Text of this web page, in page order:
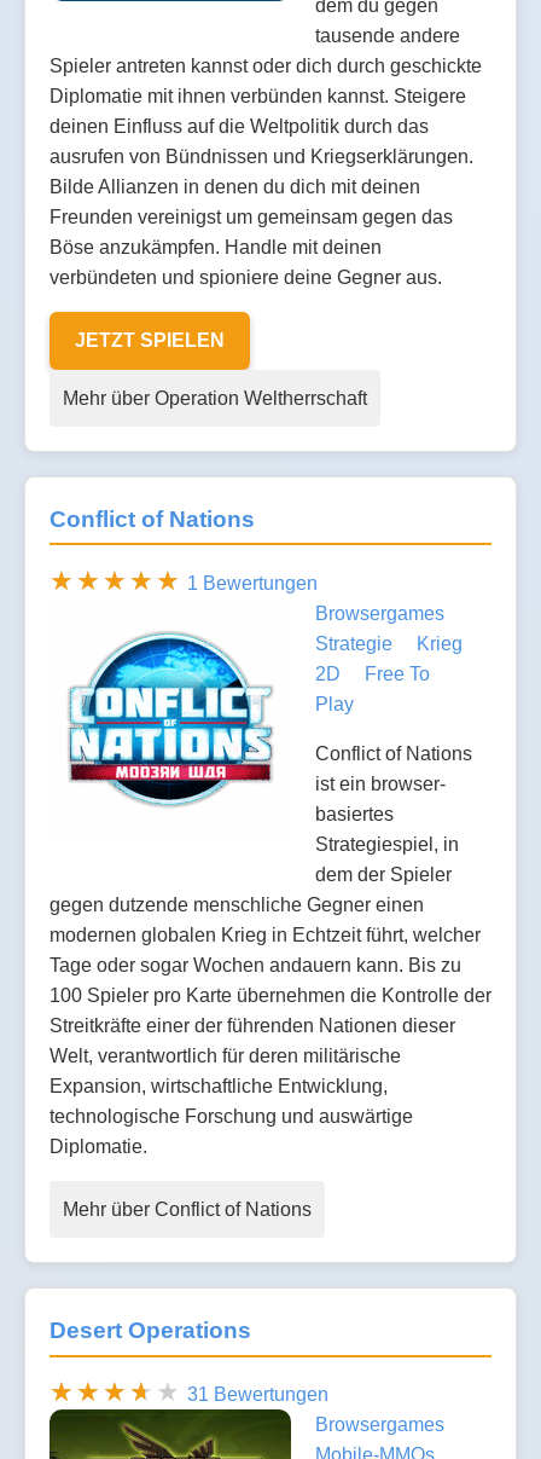
dem du gegen
tausende andere
Spieler antreten kannst oder dich durch geschickte
Diplomatie mit ihnen verbünden kannst. Steigere
deinen Einfluss auf die Weltpolitik durch das
ausrufen von Bündnissen und Kriegserklärungen.
Bilde Allianzen in denen du dich mit deinen
Freunden vereinigst um gemeinsam gegen das
Böse anzukämpfen. Handle mit deinen
verbündeten und spioniere deine Gegner aus.
JETZT SPIELEN
Mehr über Operation Weltherrschaft
Conflict of Nations
1 Bewertungen
Browsergames
Strategie
Krieg
2D
Free To
Play
Conflict of Nations
ist ein browser-
basiertes
Strategiespiel, in
dem der Spieler
gegen dutzende menschliche Gegner einen
modernen globalen Krieg in Echtzeit führt, welcher
Tage oder sogar Wochen andauern kann. Bis zu
100 Spieler pro Karte übernehmen die Kontrolle der
Streitkräfte einer der führenden Nationen dieser
Welt, verantwortlich für deren militärische
Expansion, wirtschaftliche Entwicklung,
technologische Forschung und auswärtige
Diplomatie.
Mehr über Conflict of Nations
Desert Operations
31 Bewertungen
Browsergames